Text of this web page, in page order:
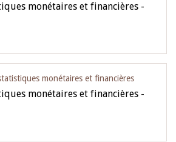
monétaires et financières -
monétaires et financières
monétaires et financières -